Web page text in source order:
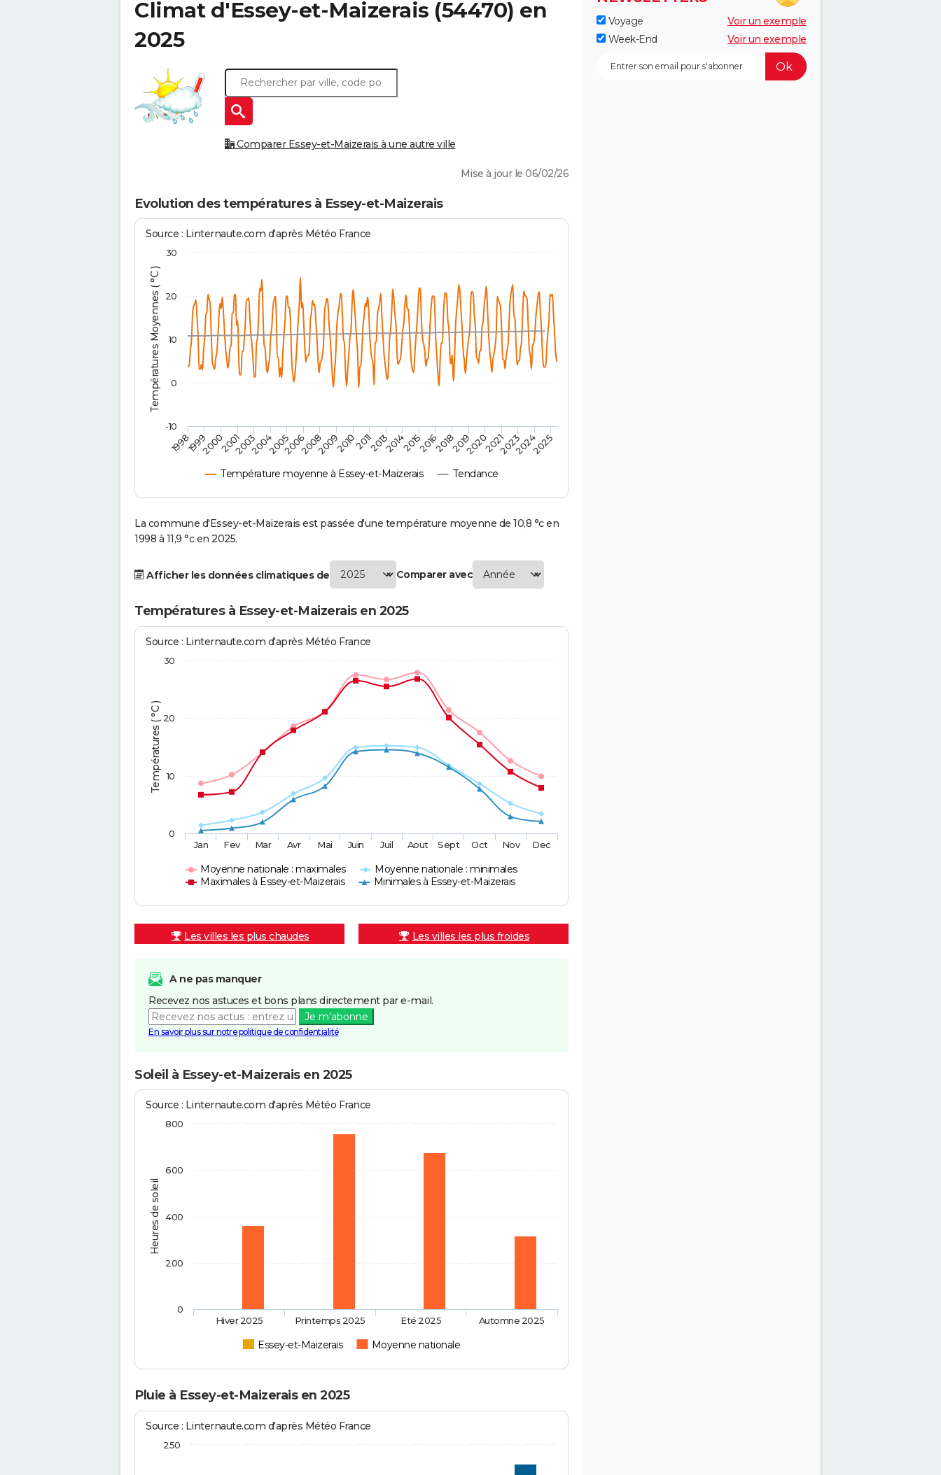
Climat d'Essey-et-Maizerais (54470) en
2025
Comparer Essey-et-Maizerais à une autre ville
Mise à jour le 06/02/26
Evolution des températures à Essey-et-Maizerais
Températures Moyennes ( °C )
Source : Linternaute.com d'après Météo France
Température moyenne à Essey-et-Maizerais Tendance
1998 2014
199920002001200320042005200620082009201020112013 201520162018201920202021202320242025
-10
0
10
20
30
La commune d'Essey-et-Maizerais est passée d'une température moyenne de 10,8 °c en
1998 à 11,9 °c en 2025.
Afficher les données climatiques de Comparer avec
Températures à Essey-et-Maizerais en 2025
Températures ( °C )
Source : Linternaute.com d'après Météo France
Moyenne nationale : maximales
Moyenne nationale : minimales
Maximales à Essey-et-Maizerais
Minimales à Essey-et-Maizerais
Jan Fev Mar Avr Mai Juin Juil Aout Sept Oct Nov Dec
0
10
20
30
Les villes les plus chaudes Les villes les plus froides
A ne pas manquer
Recevez nos astuces et bons plans directement par e-mail.
Je m'abonne
En savoir plus sur notre politique de confidentialité
Soleil à Essey-et-Maizerais en 2025
Heures de soleil
Source : Linternaute.com d'après Météo France
Essey-et-Maizerais Moyenne nationale
Hiver 2025 Printemps 2025 Eté 2025 Automne 2025
0
200
400
600
800
Pluie à Essey-et-Maizerais en 2025
Source : Linternaute.com d'après Météo France
250
Voyage
Voir un exemple
Week-End
Voir un exemple